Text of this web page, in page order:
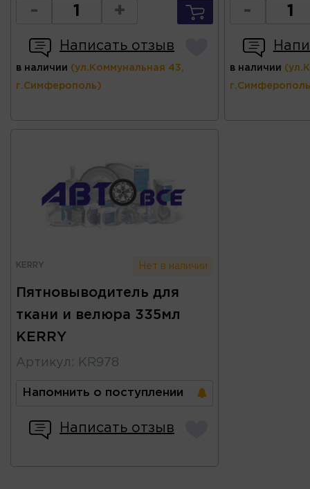
- +
Написать отзыв
в наличии (ул.Коммунальная 43,
г.Симферополь)
-
в наличии
KERRY Нет в наличии
Пятновыводитель для
ткани и велюра 335мл
KERRY
Артикул : KR978
Напомнить о поступлении
Написать отзыв